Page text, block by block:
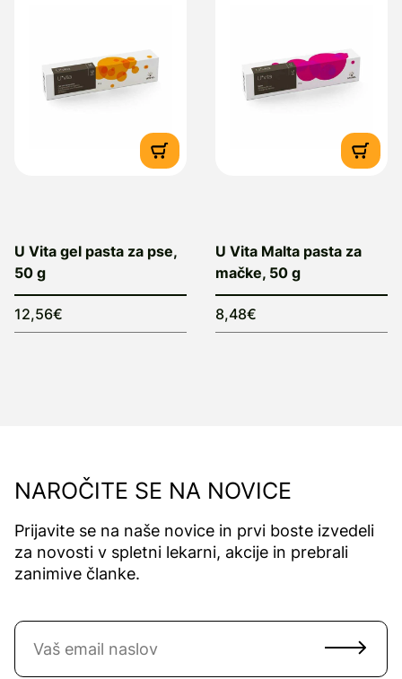
U Vita gel pasta za pse,
50 g
12,56€
U Vita Malta pasta za
mačke, 50 g
8,48€
NAROČITE SE NA NOVICE
Prijavite se na naše novice in prvi boste izvedeli
za novosti v spletni lekarni, akcije in prebrali
zanimive članke.
Naročite se na novice